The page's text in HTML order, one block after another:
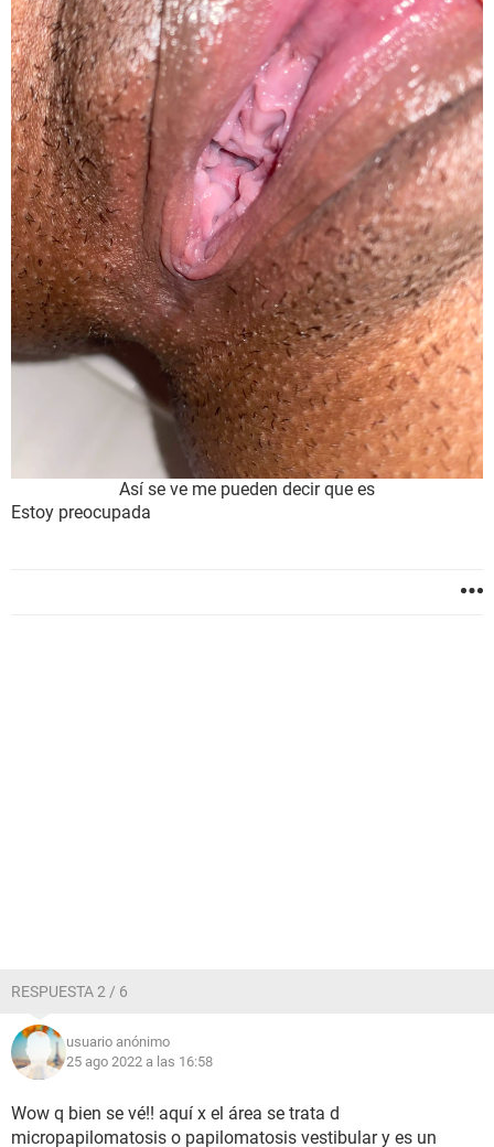
Así se ve me pueden decir que es
Estoy preocupada
RESPUESTA 2 / 6
usuario anónimo
25 ago 2022 a las 16:58
Wow q bien se vé!! aquí x el área se trata d
micropapilomatosis o papilomatosis vestibular y es un